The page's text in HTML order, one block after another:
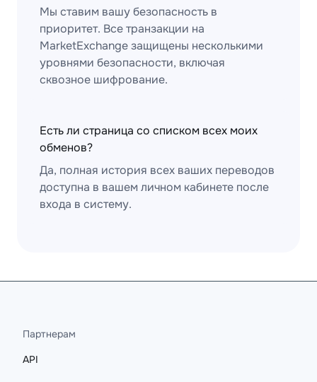
Мы ставим вашу безопасность в
приоритет. Все транзакции на
MarketExchange защищены несколькими
уровнями безопасности, включая
сквозное шифрование.
Есть ли страница со списком всех моих
обменов?
Да, полная история всех ваших переводов
доступна в вашем личном кабинете после
входа в систему.
Партнерам
API